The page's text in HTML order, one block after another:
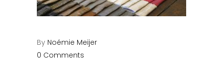
By Noémie Meijer
0 Comments